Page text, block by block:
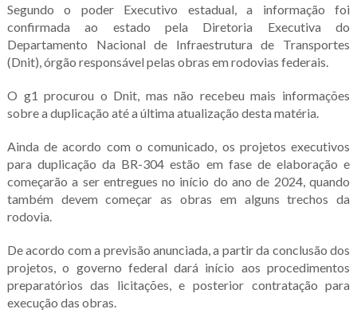
Segundo o poder Executivo estadual, a informação foi
confirmada ao estado pela Diretoria Executiva do
Departamento Nacional de Infraestrutura de Transportes
(Dnit), órgão responsável pelas obras em rodovias federais.
O g1 procurou o Dnit, mas não recebeu mais informações
sobre a duplicação até a última atualização desta matéria.
Ainda de acordo com o comunicado, os projetos executivos
para duplicação da BR-304 estão em fase de elaboração e
começarão a ser entregues no início do ano de 2024, quando
também devem começar as obras em alguns trechos da
rodovia.
De acordo com a previsão anunciada, a partir da conclusão dos
projetos, o governo federal dará início aos procedimentos
preparatórios das licitações, e posterior contratação para
execução das obras.